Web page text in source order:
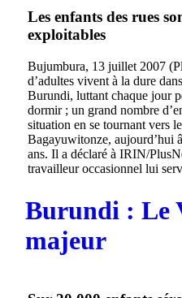
Les enfants des rues
exploitables
Bujumbura, 13 juillet 2007
d’adultes vivent à la dure
Burundi, luttant chaque jour
dormir ; un grand nombre
situation en se tournant vers
Bagayuwitonze, aujourd’hui
ans. Il a déclaré à IRIN/
travailleur occasionnel lui
Burundi : Le
majeur